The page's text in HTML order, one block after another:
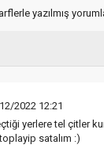
yazılmış
2022 12:21
yerlere tel çitler
satalım :)